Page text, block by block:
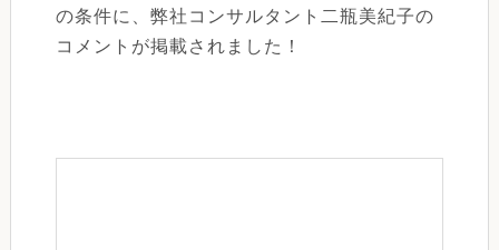
の条件に、弊社コンサルタント二瓶美紀子の
コメントが掲載されました！